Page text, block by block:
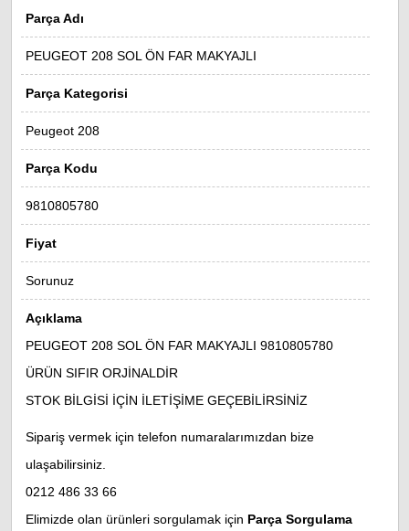
Parça Adı
PEUGEOT 208 SOL ÖN FAR MAKYAJLI
Parça Kategorisi
Peugeot 208
Parça Kodu
9810805780
Fiyat
Sorunuz
Açıklama
PEUGEOT 208 SOL ÖN FAR MAKYAJLI 9810805780
ÜRÜN SIFIR ORJİNALDİR
STOK BİLGİSİ İÇİN İLETİŞİME GEÇEBİLİRSİNİZ
Sipariş vermek için telefon numaralarımızdan bize
ulaşabilirsiniz.
0212 486 33 66
Elimizde olan ürünleri sorgulamak için Parça Sorgulama